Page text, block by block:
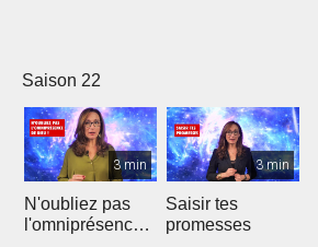
Saison 22
3 min
N'oubliez pas
l'omniprésence
3 min
Saisir tes
promesses